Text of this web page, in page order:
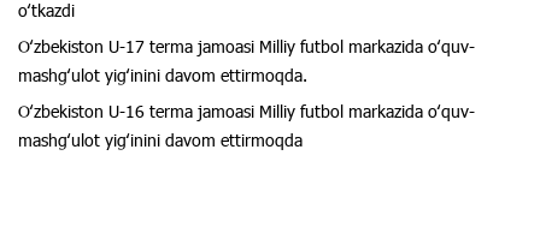
oʻtkazdi
Oʻzbekiston U-17 terma jamoasi Milliy futbol markazida oʻquv-
mashgʻulot yigʻinini davom ettirmoqda.
Oʻzbekiston U-16 terma jamoasi Milliy futbol markazida oʻquv-
mashgʻulot yigʻinini davom ettirmoqda